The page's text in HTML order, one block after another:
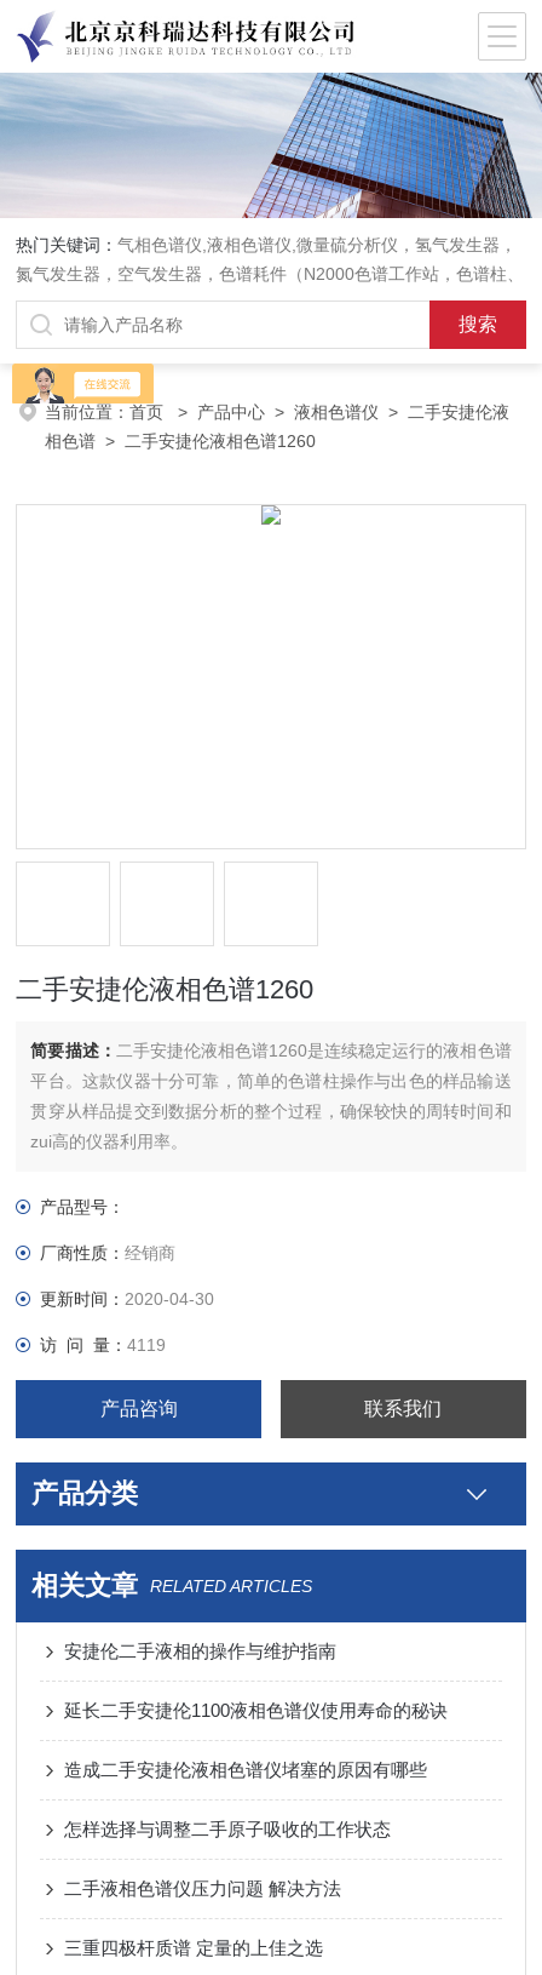
热门关键词：气相色谱仪,液相色谱仪,微量硫分析仪，氢气发生器，
氮气发生器，空气发生器，色谱耗件（N2000色谱工作站，色谱柱、
阀件、进样器、色谱担体），顶空进样器，热解析仪，紫外分光光度
计，原子吸收分光光度计，傅立叶红外光谱仪，分析天平等常规实验
室产品。
当前位置：首页 > 产品中心 >液相色谱仪 > 二手安捷伦液
相色谱 > 二手安捷伦液相色谱1260
二手安捷伦液相色谱1260
简要描述： 二手安捷伦液相色谱1260是连续稳定运行的液相色谱
平台。这款仪器十分可靠，简单的色谱柱操作与出色的样品输送
贯穿从样品提交到数据分析的整个过程，确保较快的周转时间和
zui高的仪器利用率。
产品型号：
厂商性质：经销商
更新时间： 2020-04-30
访 问 量：4119
产品咨询 联系我们
产品分类
相关文章 RELATED ARTICLES
安捷伦二手液相的操作与维护指南
延长二手安捷伦1100液相色谱仪使用寿命的秘诀
造成二手安捷伦液相色谱仪堵塞的原因有哪些
怎样选择与调整二手原子吸收的工作状态
二手液相色谱仪压力问题 解决方法
三重四极杆质谱 定量的上佳之选